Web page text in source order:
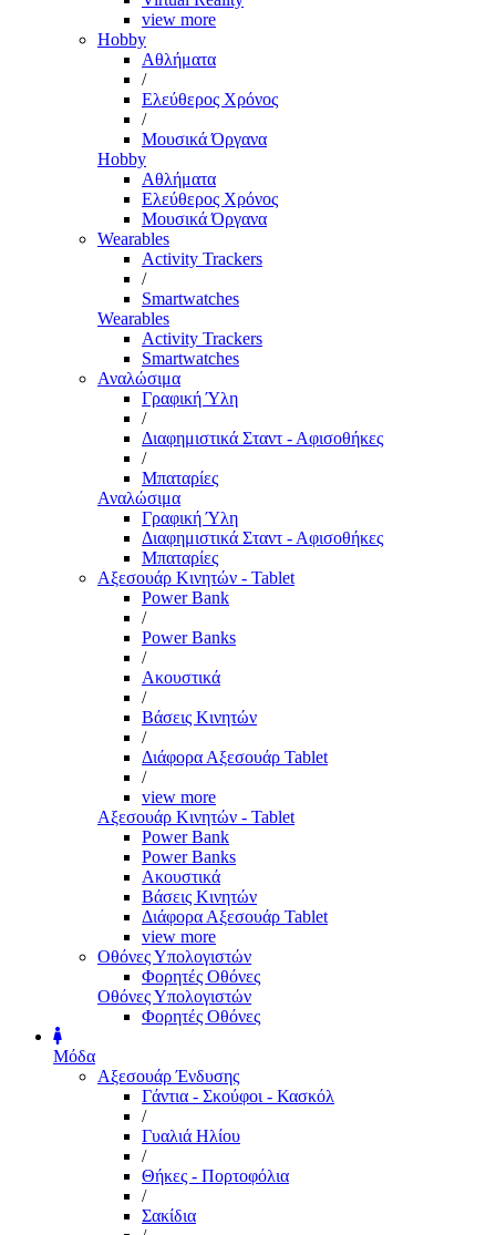
view more
Hobby
Αθλήματα
/
Ελεύθερος Χρόνος
/
Μουσικά Όργανα
Hobby
Αθλήματα
Ελεύθερος Χρόνος
Μουσικά Όργανα
Wearables
Activity Trackers
/
Smartwatches
Wearables
Activity Trackers
Smartwatches
Αναλώσιμα
Γραφική Ύλη
/
Διαφημιστικά Σταντ - Αφισοθήκες
/
Μπαταρίες
Αναλώσιμα
Γραφική Ύλη
Διαφημιστικά Σταντ - Αφισοθήκες
Μπαταρίες
Αξεσουάρ Κινητών - Tablet
Power Bank
/
Power Banks
/
Ακουστικά
/
Βάσεις Κινητών
/
Διάφορα Αξεσουάρ Tablet
/
view more
Αξεσουάρ Κινητών - Tablet
Power Bank
Power Banks
Ακουστικά
Βάσεις Κινητών
Διάφορα Αξεσουάρ Tablet
view more
Οθόνες Υπολογιστών
Φορητές Οθόνες
Οθόνες Υπολογιστών
Φορητές Οθόνες
Μόδα
Αξεσουάρ Ένδυσης
Γάντια - Σκούφοι - Κασκόλ
/
Γυαλιά Ηλίου
/
Θήκες - Πορτοφόλια
/
Σακίδια